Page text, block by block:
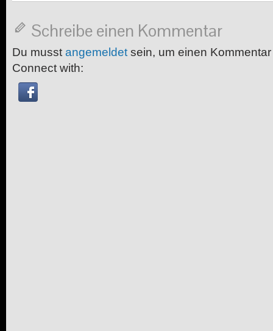
Schreibe einen Kommentar
Du musst angemeldet sein, um einen
Connect with: